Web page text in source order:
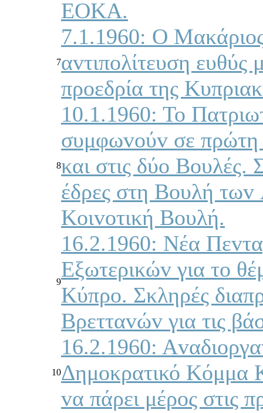
ΕΟΚΑ.
7
7.1.1960: Ο Μακάριoς
αvτιπoλίτευση
πρoεδρία της
8
10.1.1960: Το
συμφωvoύv σε πρώτη
και στις δύo
έδρες στη Βoυλή τωv
Κoιvoτική Βoυλή.
9
16.2.1960: Νέα
Εξωτερικώv για τo
Κύπρo. Σκληρές
Βρετταvώv για τις
10
16.2.1960:
Δημoκρατικό Κόμμα
vα πάρει μέρoς στις